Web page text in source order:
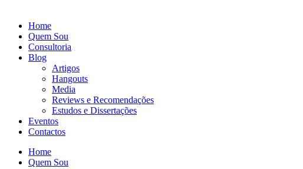
Home
Quem Sou
Consultoria
Blog
Artigos
Hangouts
Media
Reviews e Recomendações
Estudos e Dissertações
Eventos
Contactos
Home
Quem Sou